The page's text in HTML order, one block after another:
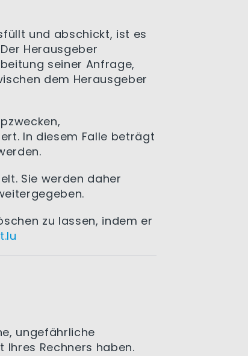
und abschickt, ist es
Herausgeber
seiner Anfrage,
dem Herausgeber
In diesem Falle beträgt
Sie werden daher
zu lassen, indem er
ungefährliche
Ihres Rechners haben.